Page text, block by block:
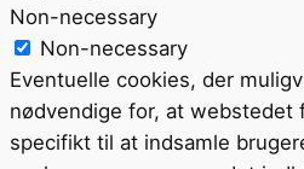
Non-necessary
Non-necessary
Eventuelle cookies, der
nødvendige for, at webstedet
specifikt til at indsamle